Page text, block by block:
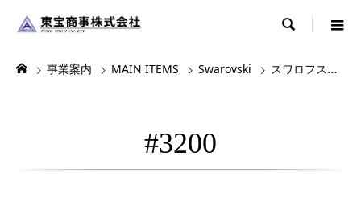

事業案内 MAIN ITEMS Swarovski スワロフスキー
#3200